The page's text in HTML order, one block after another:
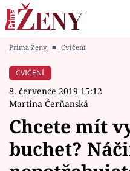
Módní alarm
Témata
Prima Ženy ■ Cvičení
CVIČENÍ
8. července 2019 15:12
Martina Čerňanská
Chcete mít
buchet?